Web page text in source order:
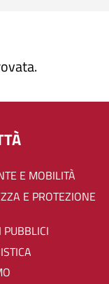
E MOBILITÀ
PUBBLICI